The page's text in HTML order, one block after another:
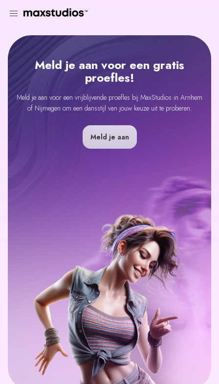
Meld je aan voor een gratis
proefles!
Meld je aan voor een vrijblijvende proefles bij MaxStudios in Arnhem
of Nijmegen om een dansstijl van jouw keuze uit te proberen.
Meld je aan